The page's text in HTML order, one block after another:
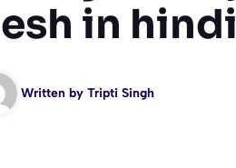
in hindi
Written by Tripti Singh